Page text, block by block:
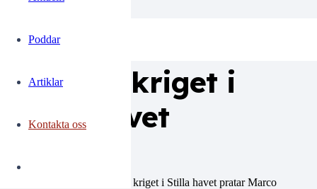
Poddar
Artiklar
Kontakta oss
Del 2 i Allt du velat
veta om kriget i
Stilla havet
I andra delen av podden om kriget i Stilla havet pratar Marco